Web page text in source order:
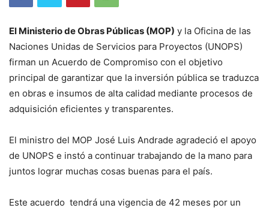
El Ministerio de Obras Públicas (MOP) y la Oficina de las
Naciones Unidas de Servicios para Proyectos (UNOPS)
firman un Acuerdo de Compromiso con el objetivo
principal de garantizar que la inversión pública se traduzca
en obras e insumos de alta calidad mediante procesos de
adquisición eficientes y transparentes.
El ministro del MOP José Luis Andrade agradeció el apoyo
de UNOPS e instó a continuar trabajando de la mano para
juntos lograr muchas cosas buenas para el país.
Este acuerdo tendrá una vigencia de 42 meses por un